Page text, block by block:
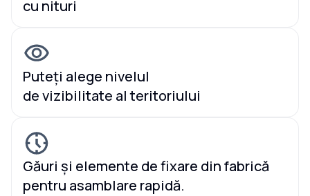
cu nituri
Puteți alege nivelul
de vizibilitate al teritoriului
Găuri și elemente de fixare din fabrică
pentru asamblare rapidă.